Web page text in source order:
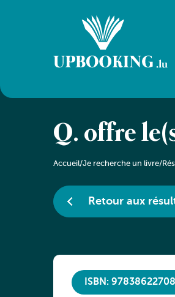
Q. offre
Accueil/Je recherche un livre/
Retour aux
ISBN: